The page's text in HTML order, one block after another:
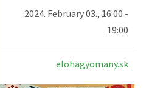
2024. February 03., 16:00 -
19:00
elohagyomany.sk